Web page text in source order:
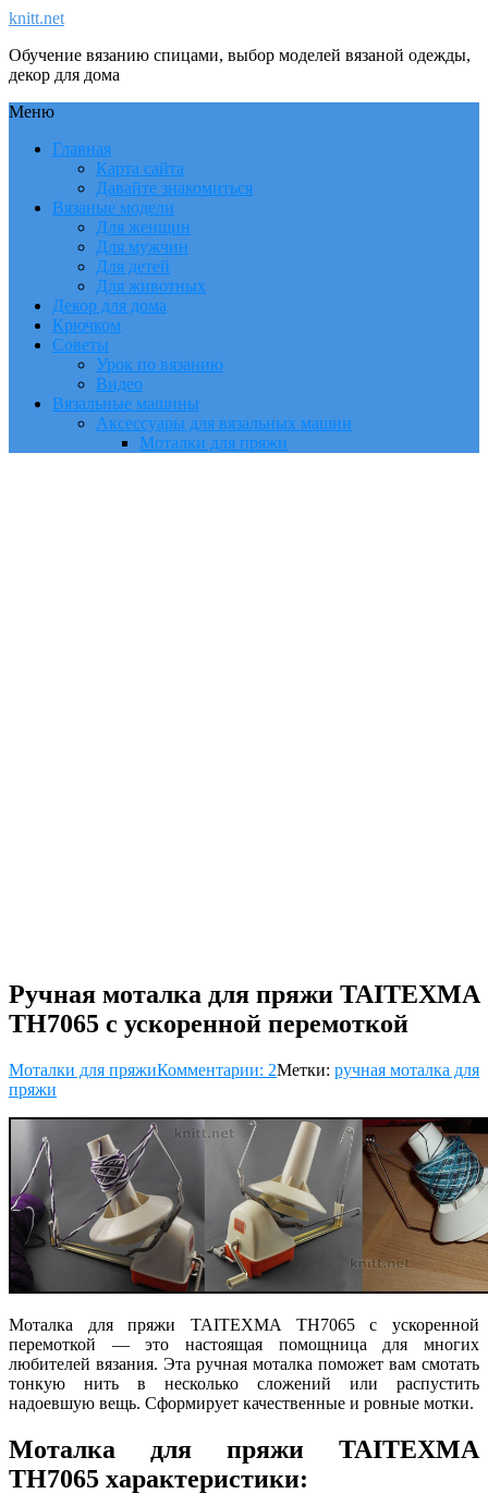
knitt.net
Обучение вязанию спицами, выбор моделей вязаной одежды,
декор для дома
Меню
Главная
Карта сайта
Давайте знакомиться
Вязаные модели
Для женщин
Для мужчин
Для детей
Для животных
Декор для дома
Крючком
Советы
Урок по вязанию
Видео
Вязальные машины
Аксессуары для вязальных машин
Моталки для пряжи
Ручная моталка для пряжи TAITEXMA
TH7065 с ускоренной перемоткой
Моталки для пряжиКомментарии: 2Метки: ручная моталка для
пряжи
Моталка для пряжи TAITEXMA TH7065 с ускоренной
перемоткой — это настоящая помощница для многих
любителей вязания. Эта ручная моталка поможет вам смотать
тонкую нить в несколько сложений или распустить
надоевшую вещь. Сформирует качественные и ровные мотки.
Моталка для пряжи TAITEXMA
TH7065 характеристики: